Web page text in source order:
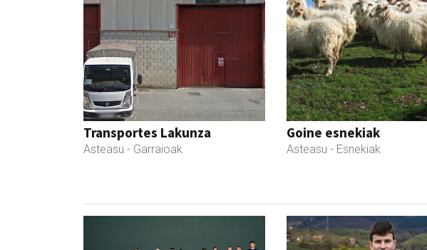
Transportes Lakunza
Asteasu - Garraioak
Goine esnekiak
Asteasu - Esnekiak